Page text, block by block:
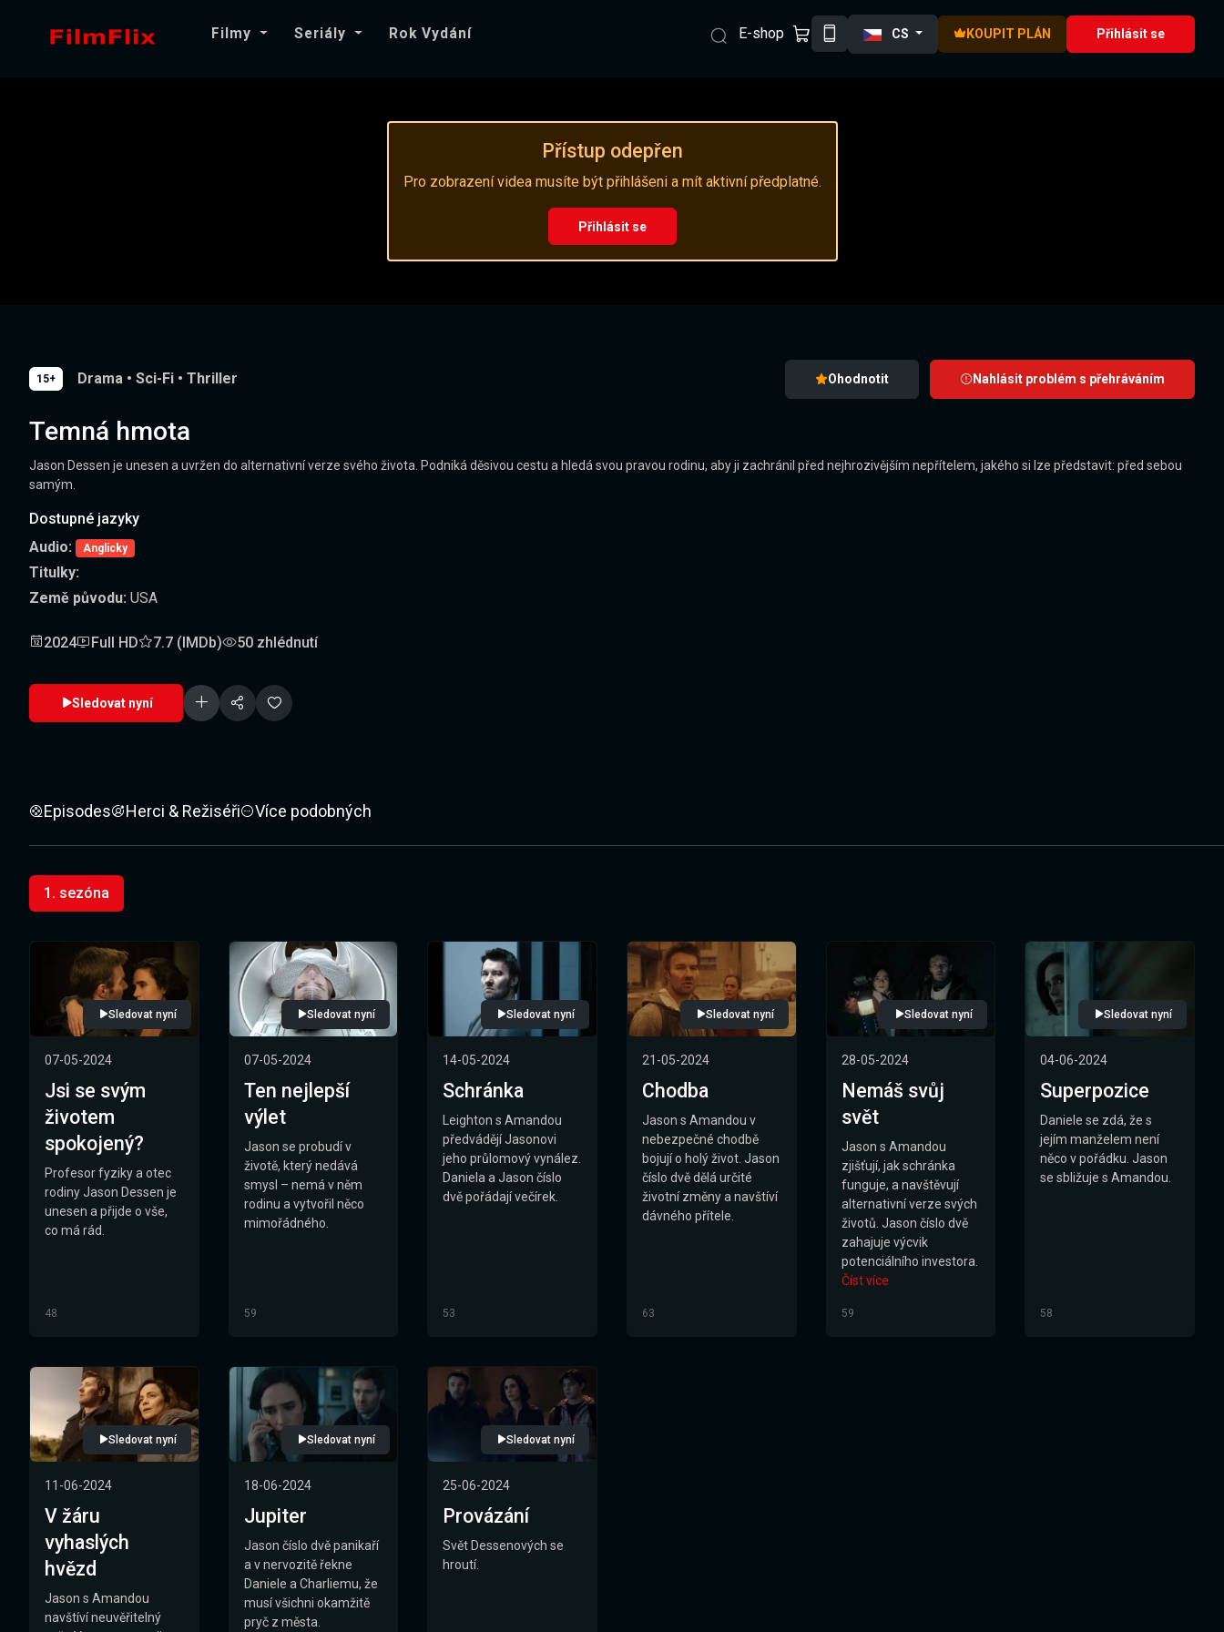
Filmy Seriály Rok Vydání E-shop CS KOUPIT PLÁN Přihlásit se
Přístup odepřen
Pro zobrazení videa musíte být přihlášeni a mít aktivní předplatné.
Přihlásit se
15+ Drama • Sci-Fi • Thriller Ohodnotit Nahlásit problém s přehráváním
Temná hmota
Jason Dessen je unesen a uvržen do alternativní verze svého života. Podniká děsivou cestu a hledá svou pravou rodinu, aby ji zachránil před nejhrozivějším nepřítelem, jakého si lze představit: před sebou
samým.
Dostupné jazyky
Audio:
Anglicky
Titulky:
Země původu: USA
2024 Full HD 7.7 (IMDb) 50 zhlédnutí
Sledovat nyní
Episodes Herci & Režiséři Více podobných
1. sezóna
Sledovat nyní
07-05-2024
Jsi se svým
životem
spokojený?
Profesor fyziky a otec
rodiny Jason Dessen je
unesen a přijde o vše,
co má rád.
48
Sledovat nyní
07-05-2024
Ten nejlepší
výlet
Jason se probudí v
životě, který nedává
smysl – nemá v něm
rodinu a vytvořil něco
mimořádného.
59
Sledovat nyní
14-05-2024
Schránka
Leighton s Amandou
předvádějí Jasonovi
jeho průlomový vynález.
Daniela a Jason číslo
dvě pořádají večírek.
53
Sledovat nyní
21-05-2024
Chodba
Jason s Amandou v
nebezpečné chodbě
bojují o holý život. Jason
číslo dvě dělá určité
životní změny a navštíví
dávného přítele.
63
Sledovat nyní
28-05-2024
Nemáš svůj
svět
Jason s Amandou
zjišťují, jak schránka
funguje, a navštěvují
alternativní verze svých
životů. Jason číslo dvě
zahajuje výcvik
potenciálního investora.
Číst více
59
Sledovat nyní
04-06-2024
Superpozice
Daniele se zdá, že s
jejím manželem není
něco v pořádku. Jason
se sbližuje s Amandou.
58
Sledovat nyní
11-06-2024
V žáru
vyhaslých
hvězd
Jason s Amandou
navštíví neuvěřitelný
Sledovat nyní
18-06-2024
Jupiter
Jason číslo dvě panikaří
a v nervozitě řekne
Daniele a Charliemu, že
musí všichni okamžitě
pryč z města.
Sledovat nyní
25-06-2024
Provázání
Svět Dessenových se
hroutí.